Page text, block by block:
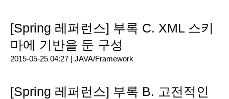
[Spring 레퍼런스] 부록 C. XML 스키
마에 기반을 둔 구성
2015-05-25 04:27 | JAVA/Framework
[Spring 레퍼런스] 부록 B. 고전적인